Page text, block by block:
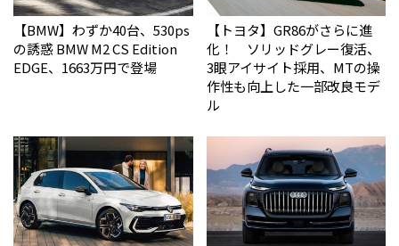
【BMW】わずか40台、530ps
の誘惑 BMW M2 CS Edition
EDGE、1663万円で登場
【トヨタ】GR86がさらに進
化！ ソリッドグレー復活、
3眼アイサイト採用、MTの操
作性も向上した一部改良モデ
ル